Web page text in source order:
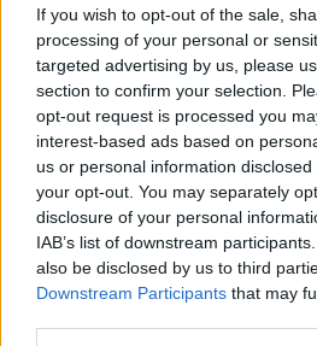
If you wish to opt-out of the sale,
processing of your personal or
targeted advertising by us, please
section to confirm your selection.
opt-out request is processed you
interest-based ads based on
us or personal information
your opt-out. You may separately
disclosure of your personal
IAB’s list of downstream
also be disclosed by us to third
Downstream Participants that may
* Asepro Seguridad S.L.U.
Gijón (Asturias)
Ver más